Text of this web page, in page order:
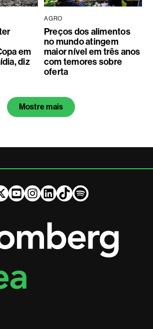
em
diz
AGRO
Preços dos alimentos
no mundo atingem
maior nível em três anos
com temores sobre
oferta
Mostre mais